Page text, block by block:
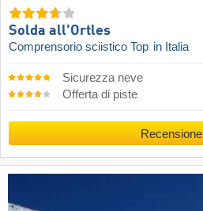
Solda all'Ortles
Comprensorio sciistico Top in Italia
Sicurezza neve
Offerta di piste
Recensione